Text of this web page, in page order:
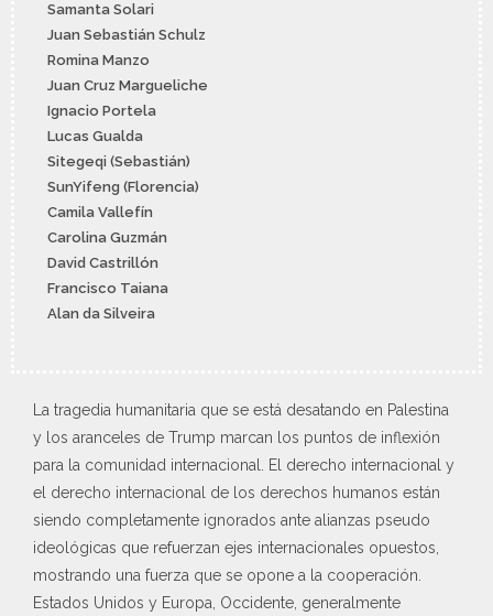
Samanta Solari
Juan Sebastián Schulz
Romina Manzo
Juan Cruz Margueliche
Ignacio Portela
Lucas Gualda
Sitegeqi (Sebastián)
SunYifeng (Florencia)
Camila Vallefín
Carolina Guzmán
David Castrillón
Francisco Taiana
Alan da Silveira
La tragedia humanitaria que se está desatando en Palestina
y los aranceles de Trump marcan los puntos de inflexión
para la comunidad internacional. El derecho internacional y
el derecho internacional de los derechos humanos están
siendo completamente ignorados ante alianzas pseudo
ideológicas que refuerzan ejes internacionales opuestos,
mostrando una fuerza que se opone a la cooperación.
Estados Unidos y Europa, Occidente, generalmente